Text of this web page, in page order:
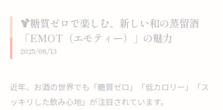
🍹糖質ゼロで楽しむ、新しい和の蒸留酒
「EMOT（エモティー）」の魅力
2025/08/13
近年、お酒の世界でも「糖質ゼロ」「低カロリー」「ス
ッキリした飲み心地」が注目されています。